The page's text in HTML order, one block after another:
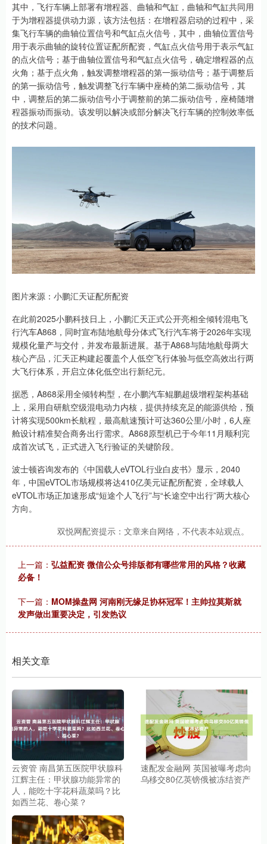
其中，飞行车辆上部署有增程器、曲轴和气缸，曲轴和气缸共同用
于为增程器提供动力源，该方法包括：在增程器启动的过程中，采
集飞行车辆的曲轴位置信号和气缸点火信号，其中，曲轴位置信号
用于表示曲轴的旋转位置证配所配资，气缸点火信号用于表示气缸
的点火信号；基于曲轴位置信号和气缸点火信号，确定增程器的点
火角；基于点火角，触发调整增程器的第一振动信号；基于调整后
的第一振动信号，触发调整飞行车辆中座椅的第二振动信号，其
中，调整后的第二振动信号小于调整前的第二振动信号，座椅随增
程器振动而振动。该发明以解决或部分解决飞行车辆的控制效率低
的技术问题。
图片来源：小鹏汇天证配所配资
在此前2025小鹏科技日上，小鹏汇天正式公开亮相全倾转混电飞
行汽车A868，同时宣布陆地航母分体式飞行汽车将于2026年实现
规模化量产与交付，并发布最新进展。基于A868与陆地航母两大
核心产品，汇天正构建起覆盖个人低空飞行体验与低空高效出行两
大飞行体系，开启立体化低空出行新纪元。
据悉，A868采用全倾转构型，在小鹏汽车鲲鹏超级增程架构基础
上，采用自研航空级混电动力内核，提供持续充足的能源供给，预
计将实现500km长航程，最高航速预计可达360公里/小时，6人座
舱设计精准契合商务出行需求。A868原型机已于今年11月顺利完
成首次试飞，正式进入飞行验证的关键阶段。
波士顿咨询发布的《中国载人eVTOL行业白皮书》显示，2040
年，中国eVTOL市场规模将达410亿美元证配所配资，全球载人
eVTOL市场正加速形成“短途个人飞行”与“长途空中出行”两大核心
方向。
双悦网配资提示：文章来自网络，不代表本站观点。
上一篇： 弘益配资 微信公众号排版都有哪些常用的风格？收藏
必备！
下一篇： MOM操盘网 河南刚无缘足协杯冠军！主帅拉莫斯就
发声做出重要决定，引发热议
相关文章
云资管 南昌第五医院甲状腺科
江辉主任：甲状腺功能异常的
人，能吃十字花科蔬菜吗？比
如西兰花、卷心菜？
速配发金融网 英国被曝考虑向
乌移交80亿英镑俄被冻结资产